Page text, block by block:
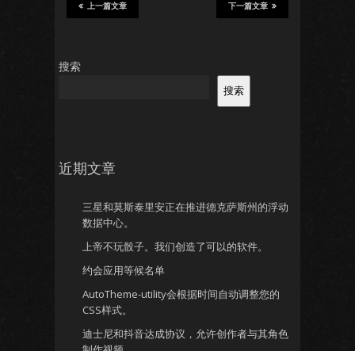
下一篇文章
上一篇文章
搜索
搜索
近期文章
三星和莫斯泰里安正在推进德克萨斯州的浮动
数据中心。
上帝不玩骰子。我们创造了可以的软件。
约会应用等候名单
AutoTheme-utility会根据时间自动调整您的
CSS样式。
迪士尼和抖音达成协议，允许创作者与其角色